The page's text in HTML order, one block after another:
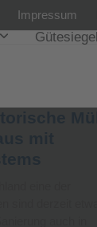
Impressum
Gütesiegel